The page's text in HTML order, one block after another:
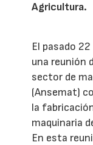
Agricultura.
El pasado
una reunión
sector de
(Ansemat)
la
maquinaria
En esta